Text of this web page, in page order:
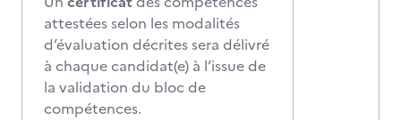
attestées selon les modalités
d’évaluation décrites sera délivré
à chaque candidat(e) à l’issue de
la validation du bloc de
compétences.